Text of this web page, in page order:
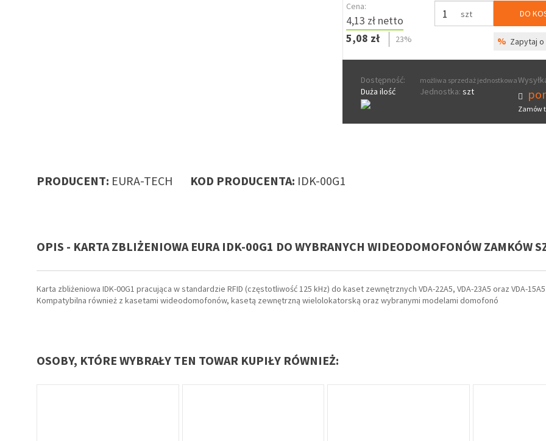
Cena:
4,13 zł netto
5,08 zł
23%
szt DO
% Zapytaj
Dostępność:
Duża ilość
możliwa sprzedaż jednostkowa
Jednostka: szt
Zamów
PRODUCENT: EURA-TECH KOD PRODUCENTA: IDK-00G1
OPIS - KARTA ZBLIŻENIOWA EURA IDK-00G1 DO WYBRANYCH WIDEODOMOFONÓW ZAMKÓW
Karta zbliżeniowa IDK-00G1 pracująca w standardzie RFID (częstotliwość 125 kHz) do kaset zewnętrznych VDA-22A5, VDA-23A5 oraz VDA-15A5.
Kompatybilna również z kasetami wideodomofonów, kasetą zewnętrzną wielolokatorską oraz wybranymi modelami domofonó
OSOBY, KTÓRE WYBRAŁY TEN TOWAR KUPIŁY RÓWNIEŻ: